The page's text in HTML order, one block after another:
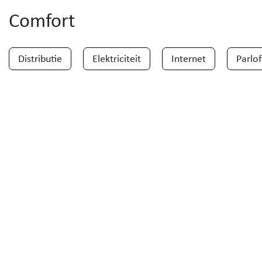
Comfort
Distributie Elektriciteit Internet